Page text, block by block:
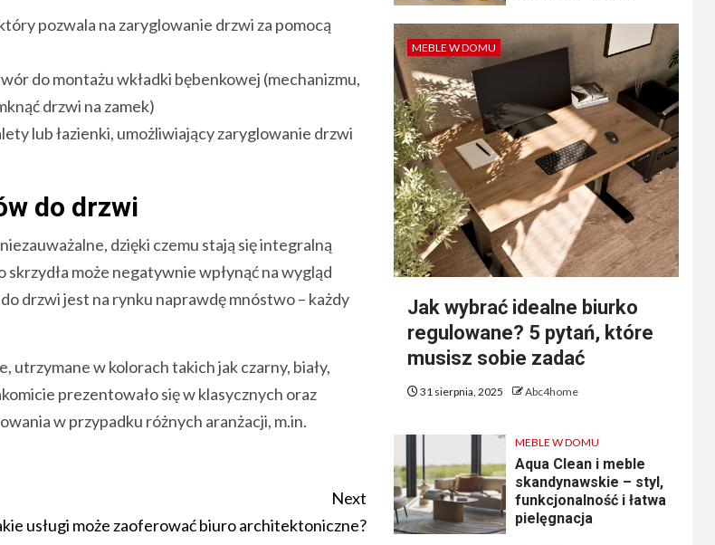
pozwala na zaryglowanie drzwi za pomocą
do montażu wkładki bębenkowej (mechanizmu,
drzwi na zamek)
lub łazienki, umożliwiający zaryglowanie drzwi
do drzwi
dzięki czemu stają się integralną
może negatywnie wpłynąć na wygląd
drzwi jest na rynku naprawdę mnóstwo – każdy
w kolorach takich jak czarny, biały,
prezentowało się w klasycznych oraz
w przypadku różnych aranżacji, m.in.
Next
usługi może zaoferować biuro architektoniczne?
MEBLE W DOMU
Jak wybrać idealne biurko
regulowane? 5 pytań, które
musisz sobie zadać
31 sierpnia, 2025 Abc4home
MEBLE W DOMU
Aqua Clean i meble
skandynawskie – styl,
funkcjonalność i łatwa
pielęgnacja